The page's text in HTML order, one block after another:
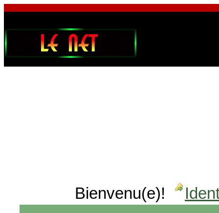
Bienvenu(e)!